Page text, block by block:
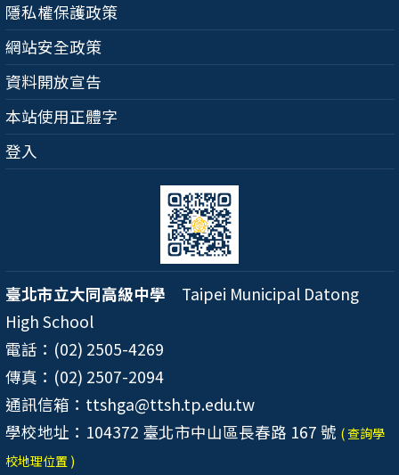
隱私權保護政策
網站安全政策
資料開放宣告
本站使用正體字
登入
臺北市立大同高級中學 Taipei Municipal Datong
High School
電話：(02) 2505-4269
傳真：(02) 2507-2094
通訊信箱：ttshga@ttsh.tp.edu.tw
學校地址：104372 臺北市中山區長春路 167 號 ( 查詢學
校地理位置 )